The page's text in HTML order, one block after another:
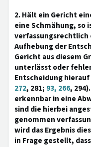
2. Hält ein Gericht
eine Schmähung, so
verfassungsrechtlich
Aufhebung der
Gericht aus diesem
unterlässt oder
Entscheidung
272, 281; 93, 266,
erkennbar in eine
sind die hierbei
genommen
wird das Ergebnis
in Frage gestellt,